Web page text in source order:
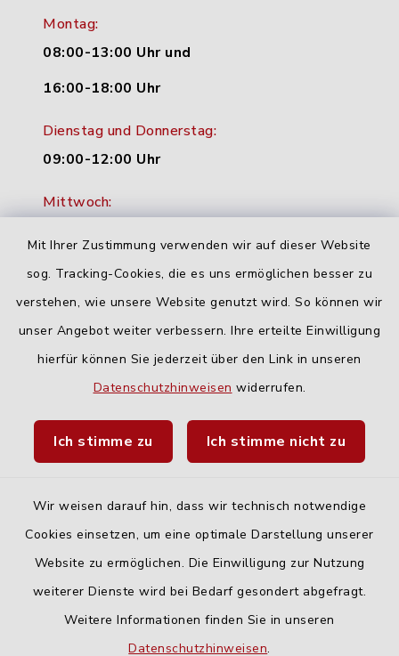
Mit Ihrer Zustimmung verwenden wir auf dieser Website
sog. Tracking-Cookies, die es uns ermöglichen besser zu
verstehen, wie unsere Website genutzt wird. So können wir
unser Angebot weiter verbessern. Ihre erteilte Einwilligung
hierfür können Sie jederzeit über den Link in unseren
Datenschutzhinweisen widerrufen.
Ich stimme zu Ich stimme nicht zu
Wir weisen darauf hin, dass wir technisch notwendige
Cookies einsetzen, um eine optimale Darstellung unserer
Website zu ermöglichen. Die Einwilligung zur Nutzung
weiterer Dienste wird bei Bedarf gesondert abgefragt.
Weitere Informationen finden Sie in unseren
Datenschutzhinweisen.
Montag:
08:00-13:00 Uhr und
16:00-18:00 Uhr
Dienstag und Donnerstag:
09:00-12:00 Uhr
Mittwoch:
Freitag:
geschlossen
Quicklinks
Fahrplanauskunft DING
Barrierefreiheit